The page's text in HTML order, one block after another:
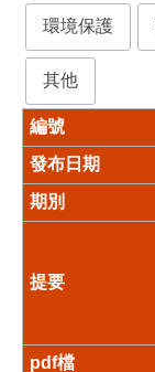
環境保護
其他